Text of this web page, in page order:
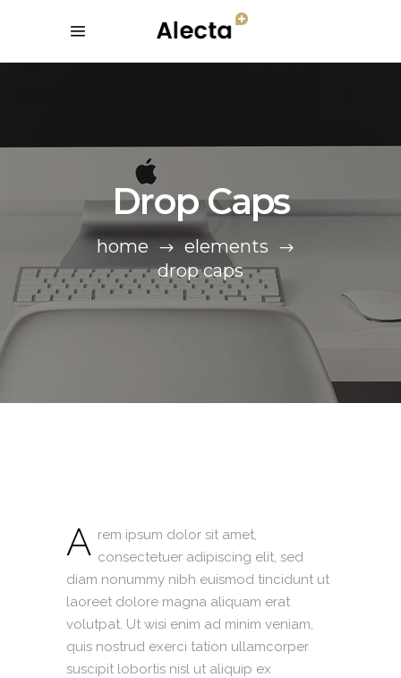
Drop Caps
home
elements
drop caps
A rem ipsum dolor sit amet,
consectetuer adipiscing elit, sed
diam nonummy nibh euismod tincidunt ut
laoreet dolore magna aliquam erat
volutpat. Ut wisi enim ad minim veniam,
quis nostrud exerci tation ullamcorper
suscipit lobortis nisl ut aliquip ex